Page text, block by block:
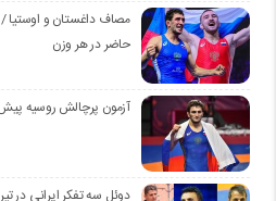
مصاف داغستان و اوستیا
حاضر در هر وزن
آزمون پرچالش روسیه
دوئل سه تفکر ایرانی در